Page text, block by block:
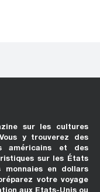
sur les cultures
y trouverez des
américains et des
sur les États
monnaies en dollars
votre voyage
aux Etats-Unis ou